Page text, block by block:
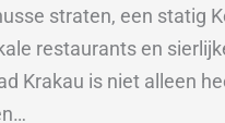
straten, een statig
restaurants en
Krakau is niet alleen